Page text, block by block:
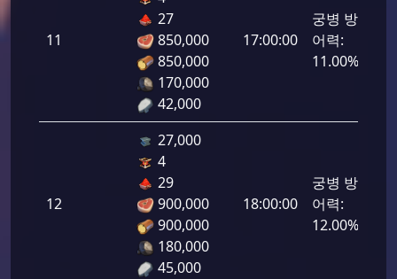
11
27
850,000
850,000
170,000
42,000
17:00:00
궁병 방
어력:
11.00%
12
27,000
4
29
900,000
900,000
180,000
45,000
18:00:00
궁병 방
어력:
12.00%